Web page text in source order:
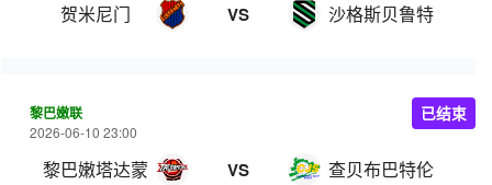
贺米尼门 VS 沙格斯贝鲁特
黎巴嫩联
2026-06-10 23:00
黎巴嫩塔达蒙 VS 查贝布巴特伦
已结束